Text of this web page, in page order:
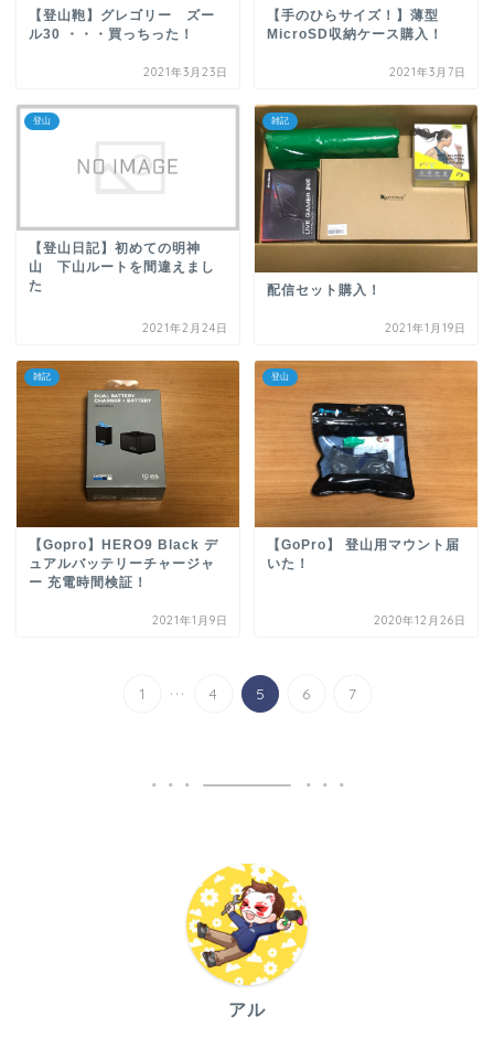
【登山鞄】グレゴリー ズー
ル30 ・・・買っちった！
2021年3月23日
【手のひらサイズ！】薄型
MicroSD収納ケース購入！
2021年3月7日
登山
【登山日記】初めての明神
山 下山ルートを間違えまし
た
2021年2月24日
雑記
配信セット購入！
2021年1月19日
雑記
【Gopro】HERO9 Black デ
ュアルバッテリーチャージャ
ー 充電時間検証！
2021年1月9日
登山
【GoPro】 登山用マウント届
いた！
2020年12月26日
1 ... 4 5 6 7
アル